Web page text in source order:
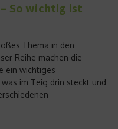
So wichtig ist
Thema in den
Reihe machen die
ein wichtiges
im Teig drin steckt und